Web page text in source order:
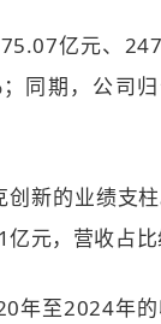
亿元、
同期，公司
新的业绩支
元，营收占比
年至2024年